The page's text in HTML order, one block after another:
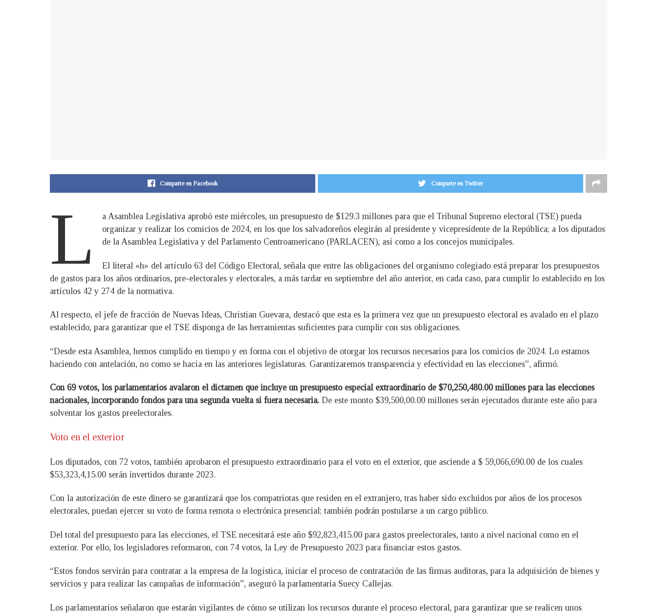
Comparte en Facebook Comparte en Twitter
L
a Asamblea Legislativa aprobó este miércoles, un presupuesto de $129.3 millones para que el Tribunal Supremo electoral (TSE) pueda
organizar y realizar los comicios de 2024, en los que los salvadoreños elegirán al presidente y vicepresidente de la República; a los diputados
de la Asamblea Legislativa y del Parlamento Centroamericano (PARLACEN), así como a los concejos municipales.
El literal «h» del artículo 63 del Código Electoral, señala que entre las obligaciones del organismo colegiado está preparar los presupuestos
de gastos para los años ordinarios, pre-electorales y electorales, a más tardar en septiembre del año anterior, en cada caso, para cumplir lo establecido en los
artículos 42 y 274 de la normativa.
Al respecto, el jefe de fracción de Nuevas Ideas, Christian Guevara, destacó que esta es la primera vez que un presupuesto electoral es avalado en el plazo
establecido, para garantizar que el TSE disponga de las herramientas suficientes para cumplir con sus obligaciones.
“Desde esta Asamblea, hemos cumplido en tiempo y en forma con el objetivo de otorgar los recursos necesarios para los comicios de 2024. Lo estamos
haciendo con antelación, no como se hacía en las anteriores legislaturas. Garantizaremos transparencia y efectividad en las elecciones”, afirmó.
Con 69 votos, los parlamentarios avalaron el dictamen que incluye un presupuesto especial extraordinario de $70,250,480.00 millones para las elecciones
nacionales, incorporando fondos para una segunda vuelta si fuera necesaria. De este monto $39,500,00.00 millones serán ejecutados durante este año para
solventar los gastos preelectorales.
Voto en el exterior
Los diputados, con 72 votos, también aprobaron el presupuesto extraordinario para el voto en el exterior, que asciende a $ 59,066,690.00 de los cuales
$53,323,4,15.00 serán invertidos durante 2023.
Con la autorización de este dinero se garantizará que los compatriotas que residen en el extranjero, tras haber sido excluidos por años de los procesos
electorales, puedan ejercer su voto de forma remota o electrónica presencial; también podrán postularse a un cargo público.
Del total del presupuesto para las elecciones, el TSE necesitará este año $92,823,415.00 para gastos preelectorales, tanto a nivel nacional como en el
exterior. Por ello, los legisladores reformaron, con 74 votos, la Ley de Presupuesto 2023 para financiar estos gastos.
“Estos fondos servirán para contratar a la empresa de la logística, iniciar el proceso de contratación de las firmas auditoras, para la adquisición de bienes y
servicios y para realizar las campañas de información”, aseguró la parlamentaria Suecy Callejas.
Los parlamentarios señalaron que estarán vigilantes de cómo se utilizan los recursos durante el proceso electoral, para garantizar que se realicen unos